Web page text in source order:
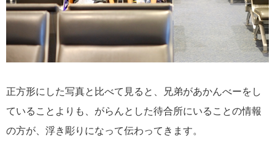
正方形にした写真と比べて見ると、兄弟があかんべーをし
ていることよりも、がらんとした待合所にいることの情報
の方が、浮き彫りになって伝わってきます。